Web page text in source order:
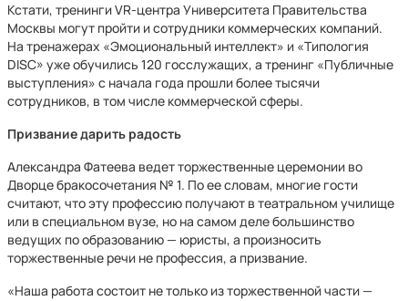
Кстати, тренинги VR-центра Университета Правительства
Москвы могут пройти и сотрудники коммерческих компаний.
На тренажерах «Эмоциональный интеллект» и «Типология
DISC» уже обучились 120 госслужащих, а тренинг «Публичные
выступления» с начала года прошли более тысячи
сотрудников, в том числе коммерческой сферы.
Призвание дарить радость
Александра Фатеева ведет торжественные церемонии во
Дворце бракосочетания № 1. По ее словам, многие гости
считают, что эту профессию получают в театральном училище
или в специальном вузе, но на самом деле большинство
ведущих по образованию — юристы, а произносить
торжественные речи не профессия, а призвание.
«Наша работа состоит не только из торжественной части —